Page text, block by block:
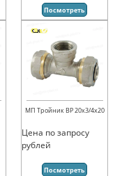
Посмотреть
МП Тройник ВР 20х3/4х20
Цена по запросу
рублей
Посмотреть